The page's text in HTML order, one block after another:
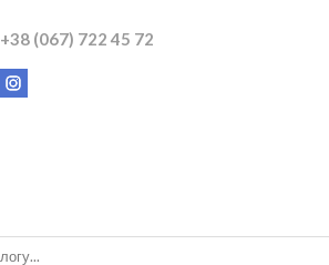
+38 (067) 722 45 72